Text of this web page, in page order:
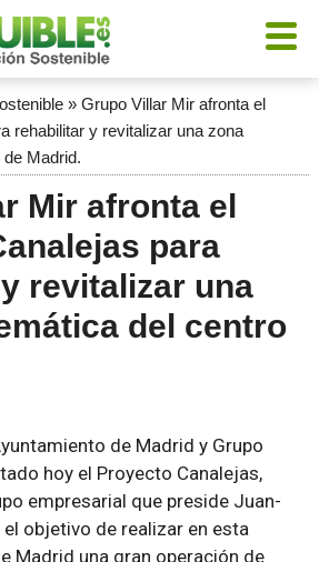
» Grupo Villar Mir afronta el
rehabilitar y revitalizar una zona
Madrid.
Mir afronta el
para
revitalizar una
del centro
de Madrid y Grupo
hoy el Proyecto Canalejas,
empresarial que preside Juan-
objetivo de realizar en esta
Madrid una gran operación de